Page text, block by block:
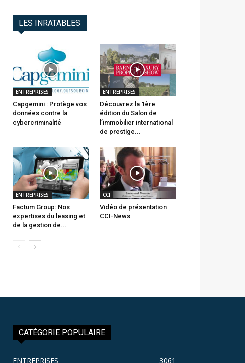
LES INRATABLES
ENTREPRISES
Capgemini : Protège vos
données contre la
cybercriminalité
ENTREPRISES
Découvrez la 1ère
édition du Salon de
l’immobilier international
de prestige...
ENTREPRISES
Factum Group: Nos
expertises du leasing et
de la gestion de...
CCI
Vidéo de présentation
CCI-News
CATÉGORIE POPULAIRE
ENTREPRISES 3061